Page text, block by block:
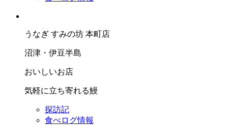
うなぎ すみの坊 本町店
沼津・伊豆半島
おいしいお店
気軽に立ち寄れる鰻
探訪記
食べログ情報